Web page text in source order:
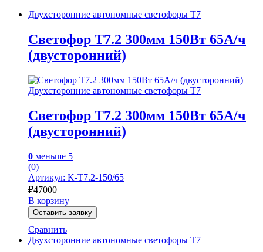
Двухсторонние автономные светофоры Т7
Светофор Т7.2 300мм 150Вт 65А/ч
(двусторонний)
Двухсторонние автономные светофоры Т7
Светофор Т7.2 300мм 150Вт 65А/ч
(двусторонний)
0 меньше 5
(0)
Артикул: K-Т7.2-150/65
₽47000
В корзину
Оставить заявку
Сравнить
Двухсторонние автономные светофоры Т7